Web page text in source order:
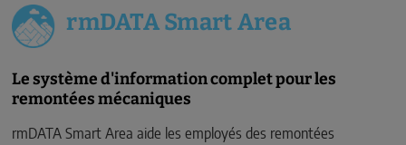
rmDATA Smart Area
Le système d'information complet pour les
remontées mécaniques
rmDATA Smart Area aide les employés des remontées